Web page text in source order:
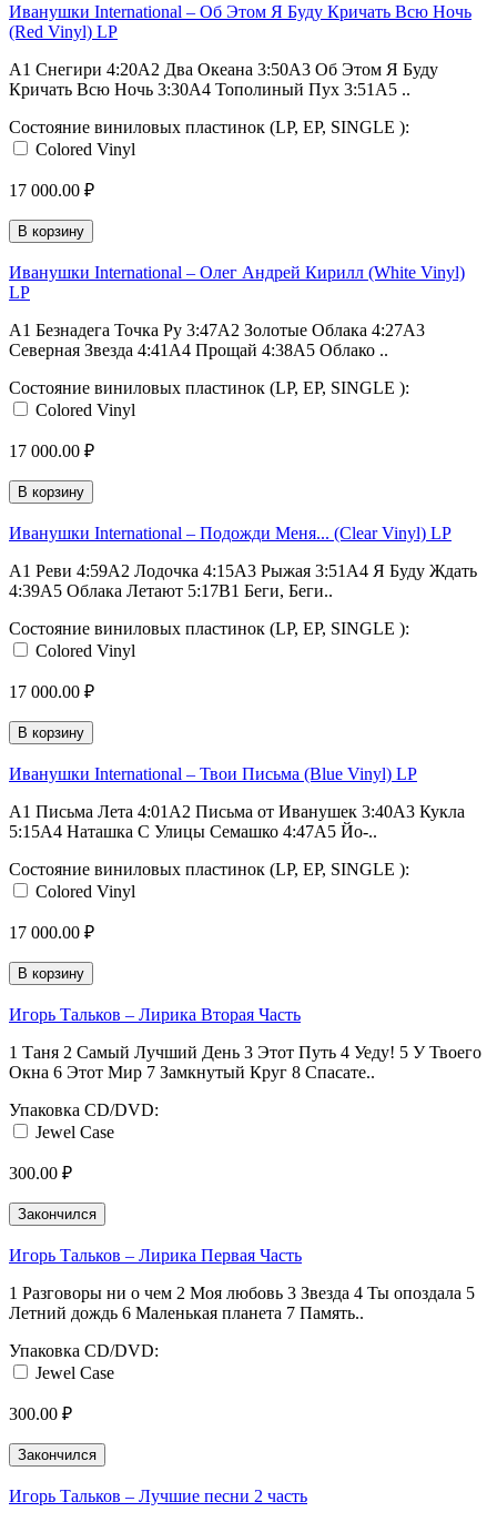
Иванушки International – Об Этом Я Буду Кричать Всю Ночь
(Red Vinyl) LP
A1 Снегири 4:20A2 Два Океана 3:50A3 Об Этом Я Буду
Кричать Всю Ночь 3:30A4 Тополиный Пух 3:51A5 ..
Состояние виниловых пластинок (LP, EP, SINGLE ):
Colored Vinyl
17 000.00 ₽
В корзину
Иванушки International – Олег Андрей Кирилл (White Vinyl)
LP
A1 Безнадега Точка Ру 3:47A2 Золотые Облака 4:27A3
Северная Звезда 4:41A4 Прощай 4:38A5 Облако ..
Состояние виниловых пластинок (LP, EP, SINGLE ):
Colored Vinyl
17 000.00 ₽
В корзину
Иванушки International – Подожди Меня... (Clear Vinyl) LP
A1 Реви 4:59A2 Лодочка 4:15A3 Рыжая 3:51A4 Я Буду Ждать
4:39A5 Облака Летают 5:17B1 Беги, Беги..
Состояние виниловых пластинок (LP, EP, SINGLE ):
Colored Vinyl
17 000.00 ₽
В корзину
Иванушки International – Твои Письма (Blue Vinyl) LP
A1 Письма Лета 4:01A2 Письма от Иванушек 3:40A3 Кукла
5:15A4 Наташка С Улицы Семашко 4:47A5 Йо-..
Состояние виниловых пластинок (LP, EP, SINGLE ):
Colored Vinyl
17 000.00 ₽
В корзину
Игорь Тальков ‎– Лирика Вторая Часть
1 Таня 2 Самый Лучший День 3 Этот Путь 4 Уеду! 5 У Твоего
Окна 6 Этот Мир 7 Замкнутый Круг 8 Спасате..
Упаковка CD/DVD:
Jewel Case
300.00 ₽
Закончился
Игорь Тальков ‎– Лирика Первая Часть
1 Разговоры ни о чем 2 Моя любовь 3 Звезда 4 Ты опоздала 5
Летний дождь 6 Маленькая планета 7 Память..
Упаковка CD/DVD:
Jewel Case
300.00 ₽
Закончился
Игорь Тальков ‎– Лучшие песни 2 часть